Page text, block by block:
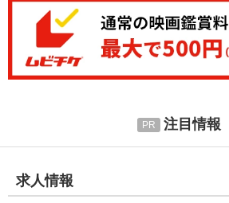
注目情報
求人情報